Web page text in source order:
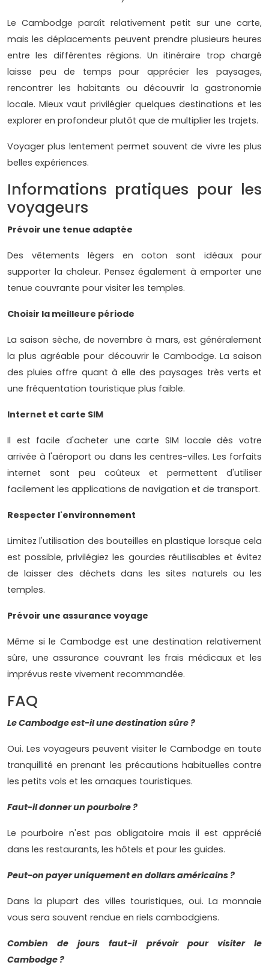
Le Cambodge paraît relativement petit sur une carte,
mais les déplacements peuvent prendre plusieurs heures
entre les différentes régions. Un itinéraire trop chargé
laisse peu de temps pour apprécier les paysages,
rencontrer les habitants ou découvrir la gastronomie
locale. Mieux vaut privilégier quelques destinations et les
explorer en profondeur plutôt que de multiplier les trajets.
Voyager plus lentement permet souvent de vivre les plus
belles expériences.
Informations pratiques pour les
voyageurs
Prévoir une tenue adaptée
Des vêtements légers en coton sont idéaux pour
supporter la chaleur. Pensez également à emporter une
tenue couvrante pour visiter les temples.
Choisir la meilleure période
La saison sèche, de novembre à mars, est généralement
la plus agréable pour découvrir le Cambodge. La saison
des pluies offre quant à elle des paysages très verts et
une fréquentation touristique plus faible.
Internet et carte SIM
Il est facile d'acheter une carte SIM locale dès votre
arrivée à l'aéroport ou dans les centres-villes. Les forfaits
internet sont peu coûteux et permettent d'utiliser
facilement les applications de navigation et de transport.
Respecter l'environnement
Limitez l'utilisation des bouteilles en plastique lorsque cela
est possible, privilégiez les gourdes réutilisables et évitez
de laisser des déchets dans les sites naturels ou les
temples.
Prévoir une assurance voyage
Même si le Cambodge est une destination relativement
sûre, une assurance couvrant les frais médicaux et les
imprévus reste vivement recommandée.
FAQ
Le Cambodge est-il une destination sûre ?
Oui. Les voyageurs peuvent visiter le Cambodge en toute
tranquillité en prenant les précautions habituelles contre
les petits vols et les arnaques touristiques.
Faut-il donner un pourboire ?
Le pourboire n'est pas obligatoire mais il est apprécié
dans les restaurants, les hôtels et pour les guides.
Peut-on payer uniquement en dollars américains ?
Dans la plupart des villes touristiques, oui. La monnaie
vous sera souvent rendue en riels cambodgiens.
Combien de jours faut-il prévoir pour visiter le
Cambodge ?